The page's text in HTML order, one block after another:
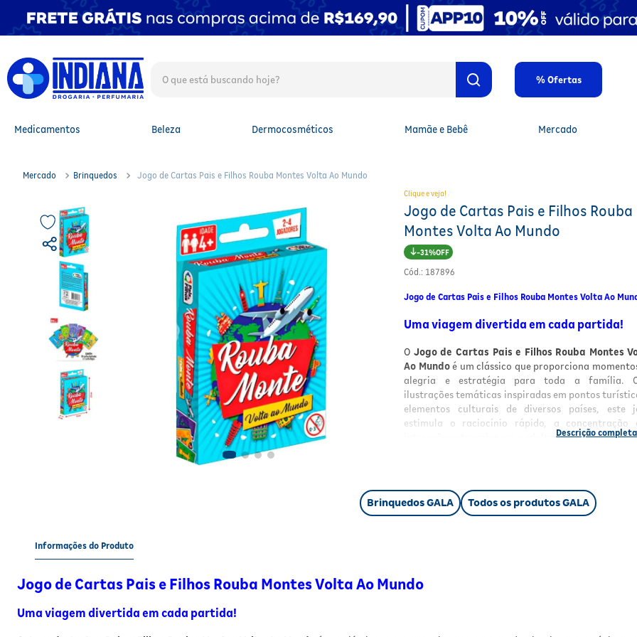
% Ofertas
Medicamentos Beleza Dermocosméticos Mamãe e Bebê Mercado
Mercado Brinquedos Jogo de Cartas Pais e Filhos Rouba Montes Volta Ao Mundo
Clique e veja!
Jogo de Cartas Pais e Filhos Rouba
Montes Volta Ao Mundo
31%
Cód.: 187896
Jogo de Cartas Pais e Filhos Rouba Montes Volta Ao
Uma viagem divertida em cada partida!
O Jogo de Cartas Pais e Filhos Rouba Montes
Ao Mundoé um clássico que proporciona
alegria e estratégia para toda a família.
ilustrações temáticas inspiradas em pontos
elementos culturais de diversos países, este
estimula o raciocínio rápido, a concentração
interação entre crianças e adultos.
Recomendado para crianças a partir de 4
também para adultos que querem se
Brinquedos GALA Todos os produtos GALA
Informações do Produto
Jogo de Cartas Pais e Filhos Rouba Montes Volta Ao Mundo
Uma viagem divertida em cada partida!
TERMOS MAIS BUSCADOS
1º
fralda
fralda xg
shampoo